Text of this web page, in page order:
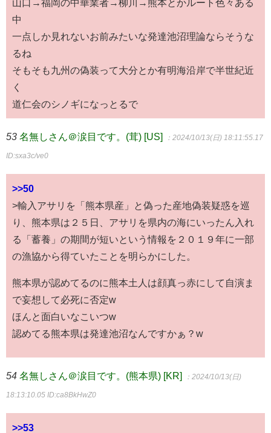
山口→福岡の中華業者→柳川→熊本とかルート色々ある
中
一点しか見れないお前みたいな発達池沼理論ならそうな
るね
そもそも九州の偽装って大分とか有明海沿岸で半世紀近
く
道仁会のシノギになっとるで
53 名無しさん＠涙目です。(茸) [US] ：2024/10/13(日) 18:11:55.17
ID:sxa3c/ve0
>>50
>輸入アサリを「熊本県産」と偽った産地偽装疑惑を巡
り、熊本県は２５日、アサリを県内の海にいったん入れ
る「蓄養」の期間が短いという情報を２０１９年に一部
の漁協から得ていたことを明らかにした。
熊本県が認めてるのに熊本土人は顔真っ赤にして自演ま
で妄想して必死に否定w
ほんと面白いなこいつw
認めてる熊本県は発達池沼なんですかぁ？w
54 名無しさん＠涙目です。(熊本県) [KR] ：2024/10/13(日)
18:13:10.05 ID:ca8BkHwZ0
>>53